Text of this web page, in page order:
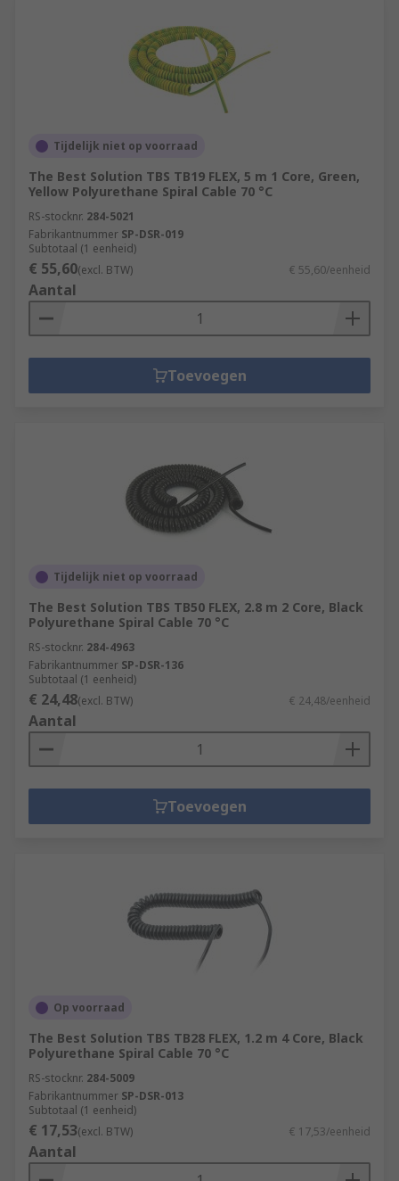
Tijdelijk niet op voorraad
The Best Solution TBS TB19 FLEX, 5 m 1 Core, Green,
Yellow Polyurethane Spiral Cable 70 °C
RS-stocknr. 284-5021
Fabrikantnummer SP-DSR-019
Subtotaal (1 eenheid)
€ 55,60(excl. BTW) € 55,60/eenheid
Aantal
Toevoegen
Tijdelijk niet op voorraad
The Best Solution TBS TB50 FLEX, 2.8 m 2 Core, Black
Polyurethane Spiral Cable 70 °C
RS-stocknr. 284-4963
Fabrikantnummer SP-DSR-136
Subtotaal (1 eenheid)
€ 24,48(excl. BTW) € 24,48/eenheid
Aantal
Toevoegen
Op voorraad
The Best Solution TBS TB28 FLEX, 1.2 m 4 Core, Black
Polyurethane Spiral Cable 70 °C
RS-stocknr. 284-5009
Fabrikantnummer SP-DSR-013
Subtotaal (1 eenheid)
€ 17,53(excl. BTW) € 17,53/eenheid
Aantal